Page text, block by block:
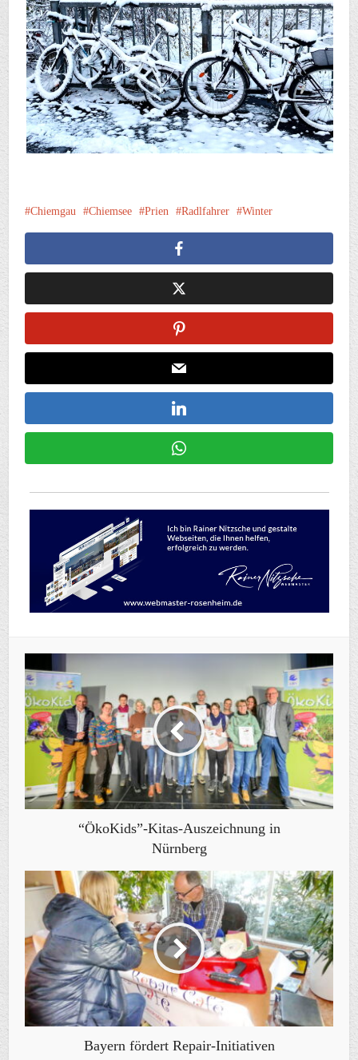
Chiemgau Chiemsee Prien Radlfahrer Winter
“ÖkoKids”-Kitas-Auszeichnung in
Nürnberg
Bayern fördert Repair-Initiativen